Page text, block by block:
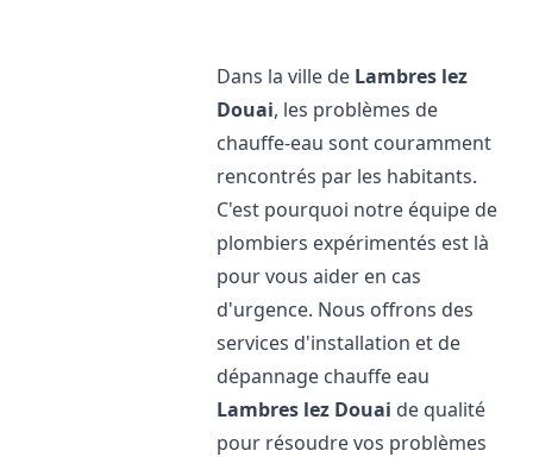
Dans la ville de Lambres lez
Douai, les problèmes de
chauffe-eau sont couramment
rencontrés par les habitants.
C'est pourquoi notre équipe de
plombiers expérimentés est là
pour vous aider en cas
d'urgence. Nous offrons des
services d'installation et de
dépannage chauffe eau
Lambres lez Douai de qualité
pour résoudre vos problèmes